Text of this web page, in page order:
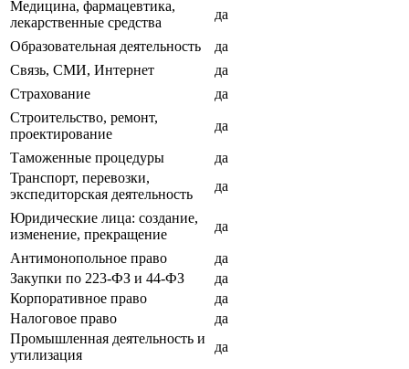
Медицина, фармацевтика,
лекарственные средства
да
Образовательная деятельность
да
Связь, СМИ, Интернет
да
Страхование
да
Строительство, ремонт,
проектирование
да
Таможенные процедуры
да
Транспорт, перевозки,
экспедиторская деятельность
да
Юридические лица: создание,
изменение, прекращение
да
Антимонопольное право
да
Закупки по 223-ФЗ и 44-ФЗ
да
Корпоративное право
да
Налоговое право
да
Промышленная деятельность и
утилизация
да